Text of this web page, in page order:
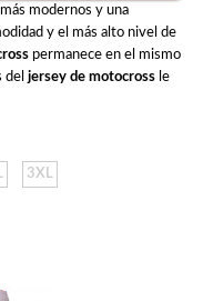
modernos y una
y el más alto nivel de
permanece en el mismo
del jersey de motocross le
3XL